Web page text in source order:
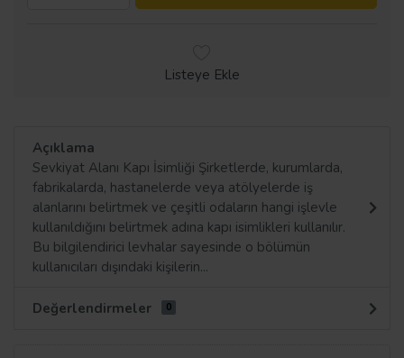
Listeye Ekle
Açıklama
Sevkiyat Alanı Kapı İsimliği Şirketlerde, kurumlarda,
fabrikalarda, hastanelerde veya atölyelerde iş
alanlarını belirtmek ve çeşitli odaların hangi işlevle
kullanıldığını belirtmek adına kapı isimlikleri kullanılır.
Bu bilgilendirici levhalar sayesinde o bölümün
kullanıcıları dışındaki kişilerin...
Değerlendirmeler 0